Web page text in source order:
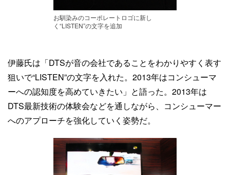
お馴染みのコーポレートロゴに新し
く“LISTEN”の文字を追加
伊藤氏は「DTSが音の会社であることをわかりやすく表す
狙いで“LISTEN”の文字を入れた。2013年はコンシューマ
ーへの認知度を高めていきたい」と語った。2013年は
DTS最新技術の体験会などを通しながら、コンシューマー
へのアプローチを強化していく姿勢だ。